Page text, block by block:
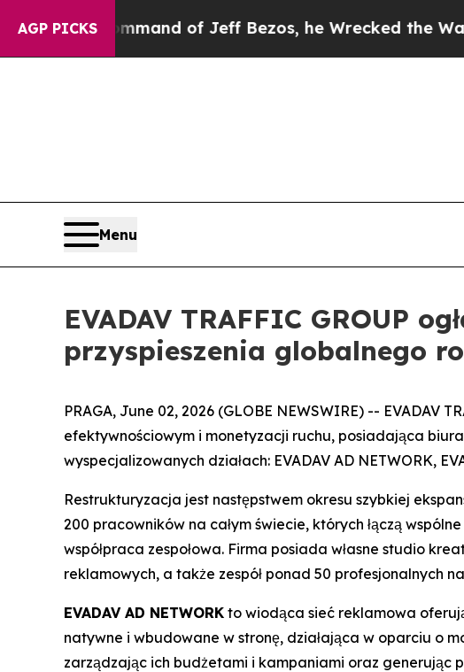
AGP PICKS
the Command of Jeff Bezos, he Wrecked the
Menu
EVADAV TRAFFIC GROUP
przyspieszenia globalnego
PRAGA, June 02, 2026 (GLOBE NEWSWIRE) --
efektywnościowym i monetyzacji ruchu, posiadająca
wyspecjalizowanych działach: EVADAV AD NETWORK,
Restrukturyzacja jest następstwem okresu szybkiej
200 pracowników na całym świecie, których łączą
współpraca zespołowa. Firma posiada własne studio
reklamowych, a także zespół ponad 50 profesjonalnych
EVADAV AD NETWORK to wiodąca sieć reklamowa
natywne i wbudowane w stronę, działająca w oparciu o
zarządzając ich budżetami i kampaniami oraz generując